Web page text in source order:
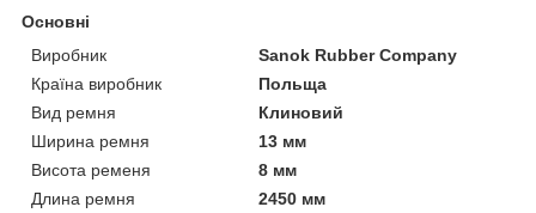
Основні
Виробник
Sanok Rubber Company
Країна виробник
Польща
Вид ремня
Клиновий
Ширина ремня
13 мм
Висота ременя
8 мм
Длина ремня
2450 мм